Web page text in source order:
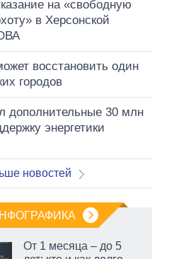
на «свободную
в Херсонской
восстановить один
городов
дополнительные 30 млн
энергетики
новостей
От 1 месяца – до 5